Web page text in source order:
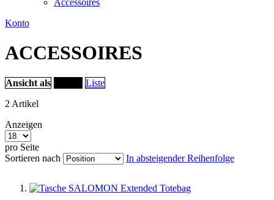
Accessoires
Konto
ACCESSOIRES
Ansicht als
Liste
2 Artikel
Anzeigen
pro Seite
Sortieren nach
In absteigender Reihenfolge